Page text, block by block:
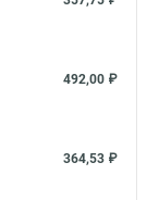
492,00 ₽
364,53 ₽